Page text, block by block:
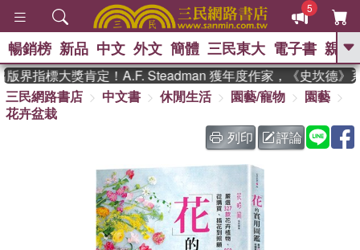
5
GO
熱搜： 東野圭吾 、 The Odyssey 、
國際布克獎 臺灣漫遊錄 、
方
台灣的李登輝時代 、 數學女
孩：黎曼猜想 、 偉大的迷走神經
暢銷榜 新品 中文 外文 簡體 三民東大 電子書 親子
界指標大獎肯定！A.F. Steadman 獲年度作家，《史坎德》系
三民網路書店
中文書 休閒生活 園藝/寵物
園藝
花卉盆栽
列印
評論